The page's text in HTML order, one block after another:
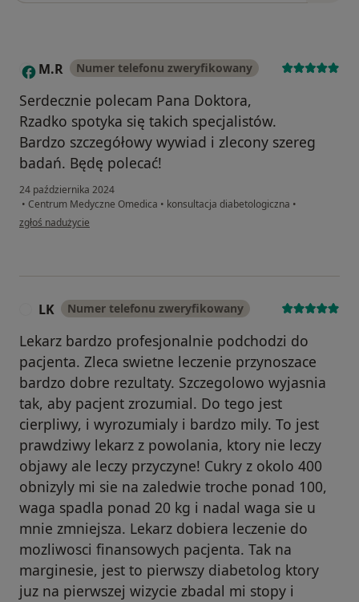
M M.R Numer telefonu zweryfikowany
Serdecznie polecam Pana Doktora,
Rzadko spotyka się takich specjalistów.
Bardzo szczegółowy wywiad i zlecony szereg
badań. Będę polecać!
24 października 2024
• Centrum Medyczne Omedica • konsultacja diabetologiczna •
w opinii użytkownika M.R
zgłoś nadużycie
LK Numer telefonu zweryfikowany
Lekarz bardzo profesjonalnie podchodzi do
pacjenta. Zleca swietne leczenie przynoszace
bardzo dobre rezultaty. Szczegolowo wyjasnia
tak, aby pacjent zrozumial. Do tego jest
cierpliwy, i wyrozumialy i bardzo mily. To jest
prawdziwy lekarz z powolania, ktory nie leczy
objawy ale leczy przyczyne! Cukry z okolo 400
obnizyly mi sie na zaledwie troche ponad 100,
waga spadla ponad 20 kg i nadal waga sie u
mnie zmniejsza. Lekarz dobiera leczenie do
mozliwosci finansowych pacjenta. Tak na
marginesie, jest to pierwszy diabetolog ktory
juz na pierwszej wizycie zbadal mi stopy i